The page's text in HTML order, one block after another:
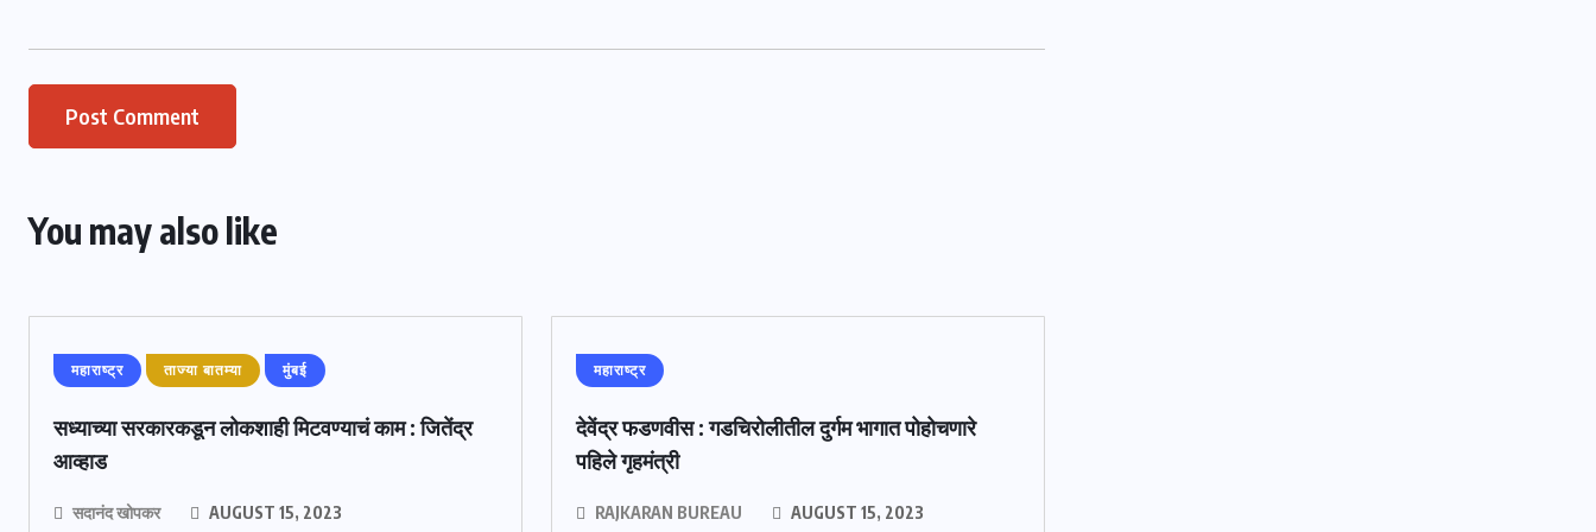
You may also like
महाराष्ट्र ताज्या बातम्या मुंबई
सध्याच्या सरकारकडून लोकशाही मिटवण्याचं काम : जितेंद्र
आव्हाड
सदानंद खोपकर AUGUST 15, 2023
महाराष्ट्र
देवेंद्र फडणवीस : गडचिरोलीतील दुर्गम भागात पोहोचणारे
पहिले गृहमंत्री
RAJKARAN BUREAU AUGUST 15, 2023